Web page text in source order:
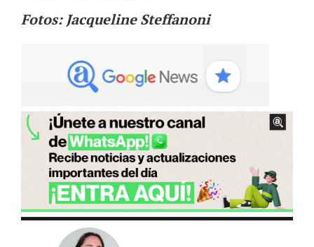
Fotos: Jacqueline Steffanoni